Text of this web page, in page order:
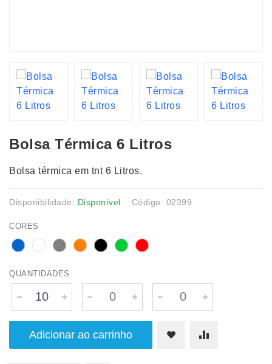
Bolsa Térmica 6 Litros
Bolsa térmica em tnt 6 Litros.
Disponibilidade: Disponível Código: 02399
CORES
QUANTIDADES
Adicionar ao carrinho